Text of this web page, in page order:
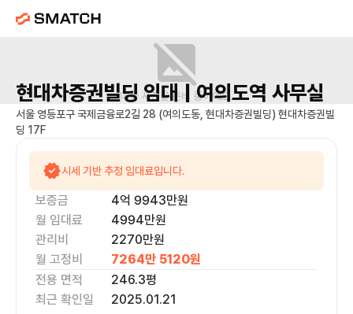
매물 사진을 준비 중이에요.
현대차증권빌딩임대 | 여의도역 사무실
서울 영등포구 국제금융로2길 28 (여의도동, 현대차증권빌딩) 현대차증권빌
딩 17F
시세 기반 추정 임대료입니다.
보증금 4억 9943만원
월 임대료
4994만원
관리비
2270만원
월 고정비
7264만 5120원
전용 면적
246.3평
최근 확인일
2025.01.21